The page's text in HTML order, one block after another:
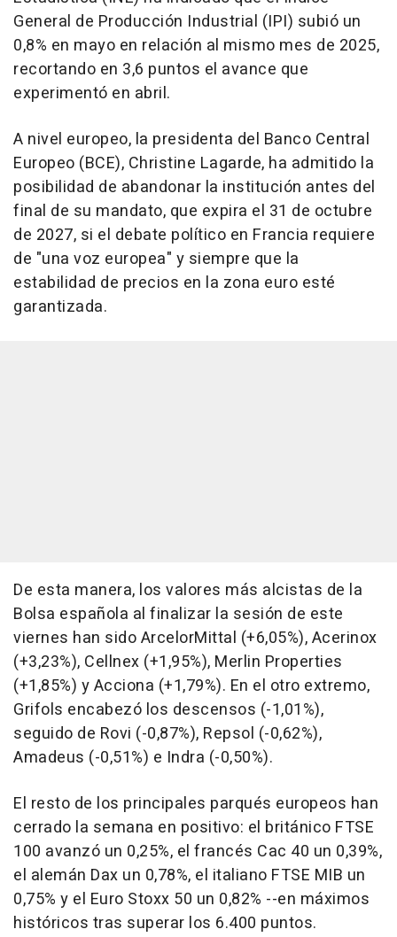
General de Producción Industrial (IPI) subió un
0,8% en mayo en relación al mismo mes de 2025,
recortando en 3,6 puntos el avance que
experimentó en abril.
A nivel europeo, la presidenta del Banco Central
Europeo (BCE), Christine Lagarde, ha admitido la
posibilidad de abandonar la institución antes del
final de su mandato, que expira el 31 de octubre
de 2027, si el debate político en Francia requiere
de "una voz europea" y siempre que la
estabilidad de precios en la zona euro esté
garantizada.
De esta manera, los valores más alcistas de la
Bolsa española al finalizar la sesión de este
viernes han sido ArcelorMittal (+6,05%), Acerinox
(+3,23%), Cellnex (+1,95%), Merlin Properties
(+1,85%) y Acciona (+1,79%). En el otro extremo,
Grifols encabezó los descensos (-1,01%),
seguido de Rovi (-0,87%), Repsol (-0,62%),
Amadeus (-0,51%) e Indra (-0,50%).
El resto de los principales parqués europeos han
cerrado la semana en positivo: el británico FTSE
100 avanzó un 0,25%, el francés Cac 40 un 0,39%,
el alemán Dax un 0,78%, el italiano FTSE MIB un
0,75% y el Euro Stoxx 50 un 0,82% --en máximos
históricos tras superar los 6.400 puntos.